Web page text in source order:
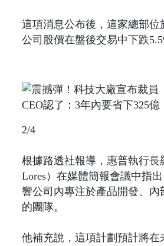
這項消息公布後，這家總部位
公司股價在盤後交易中下跌
2/4
根據路透社報導，惠普執行長
Lores）在媒體簡報會議中指
響公司內專注於產品開發、內
的團隊。
他補充說，這項計劃預計將在